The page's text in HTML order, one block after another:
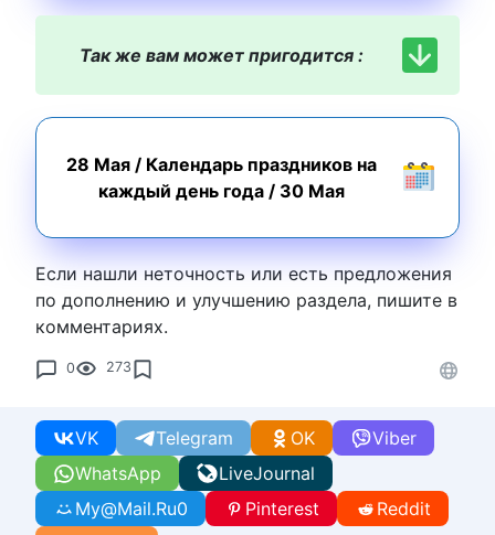
Так же вам может пригодится :
28 Мая/ Календарь праздников на
каждый день года/ 30 Мая
Если нашли неточность или есть предложения
по дополнению и улучшению раздела, пишите в
комментариях.
0 273
WhatsApp
VK Telegram Viber
OK
LiveJournal
My@Mail.Ru0 Pinterest
Reddit